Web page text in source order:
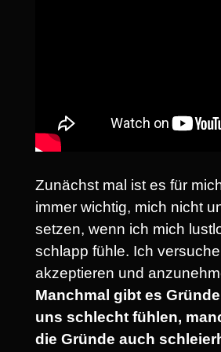
Zunächst mal ist es für
immer wichtig, mich nicht
setzen, wenn ich mich
schlapp fühle. Ich
akzeptieren und
Manchmal gibt es
uns schlecht fühlen,
die Gründe auch